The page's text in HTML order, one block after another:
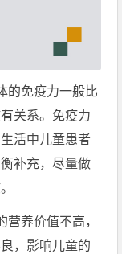
免疫力一般比
关系。免疫力
活中儿童患者
补充，尽量做
养价值不高，
，影响儿童的